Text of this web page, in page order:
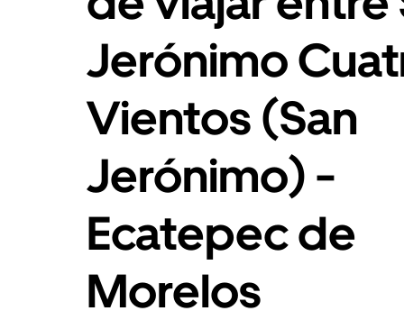
Jerónimo
Vientos (San
Jerónimo) -
Ecatepec de
Morelos